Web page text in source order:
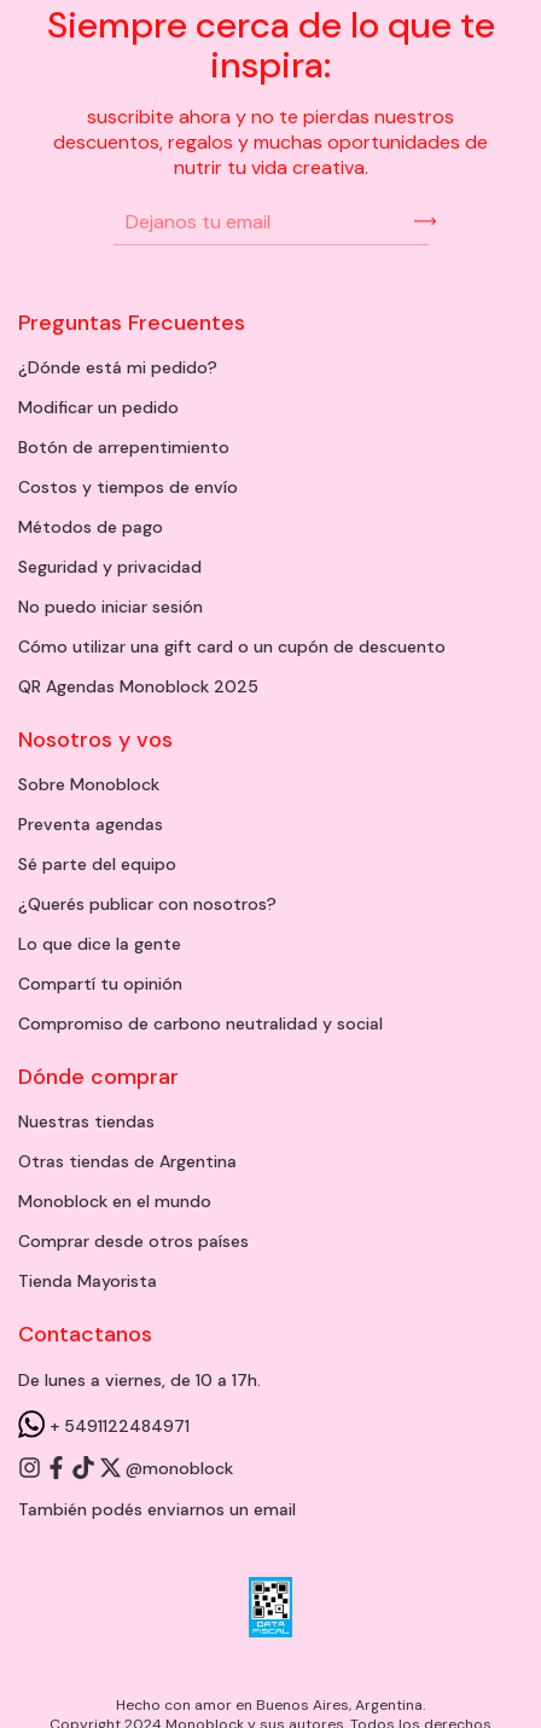
Siempre cerca de lo que te
inspira:
suscribite ahora y no te pierdas nuestros
descuentos, regalos y muchas oportunidades de
nutrir tu vida creativa.
Preguntas Frecuentes
¿Dónde está mi pedido?
Modificar un pedido
Botón de arrepentimiento
Costos y tiempos de envío
Métodos de pago
Seguridad y privacidad
No puedo iniciar sesión
Cómo utilizar una gift card o un cupón de descuento
QR Agendas Monoblock 2025
Nosotros y vos
Sobre Monoblock
Preventa agendas
Sé parte del equipo
¿Querés publicar con nosotros?
Lo que dice la gente
Compartí tu opinión
Compromiso de carbono neutralidad y social
Dónde comprar
Nuestras tiendas
Otras tiendas de Argentina
Monoblock en el mundo
Comprar desde otros países
Tienda Mayorista
Contactanos
De lunes a viernes, de 10 a 17h.
+ 5491122484971
@monoblock
También podés enviarnos un email
Hecho con amor en Buenos Aires, Argentina.